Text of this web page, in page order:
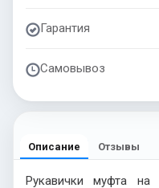
Гарантия
Самовывоз
Описание Отзывы
Рукавички муфта